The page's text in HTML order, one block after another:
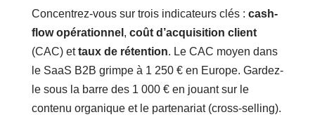
Concentrez-vous sur trois indicateurs clés : cash-
flow opérationnel , coût d’acquisition client
(CAC) ettaux de rétention. Le CAC moyen dans
le SaaS B2B grimpe à 1 250 € en Europe. Gardez-
le sous la barre des 1 000 € en jouant sur le
contenu organique et le partenariat (cross-selling).